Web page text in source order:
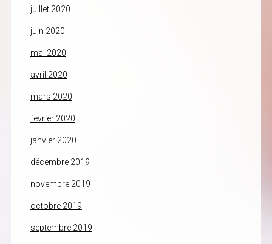
juillet 2020
juin 2020
mai 2020
avril 2020
mars 2020
février 2020
janvier 2020
décembre 2019
novembre 2019
octobre 2019
septembre 2019